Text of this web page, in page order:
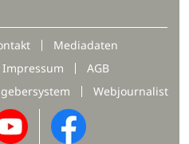
Mediadaten
Impressum
AGB
Webjournalist